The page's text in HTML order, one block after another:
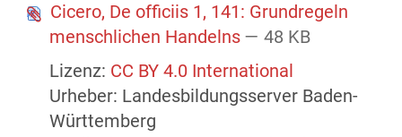
Cicero, De officiis 1, 141: Grundregeln
menschlichen Handelns — 48 KB
Lizenz: CC BY 4.0 International
Urheber: Landesbildungsserver Baden-
Württemberg